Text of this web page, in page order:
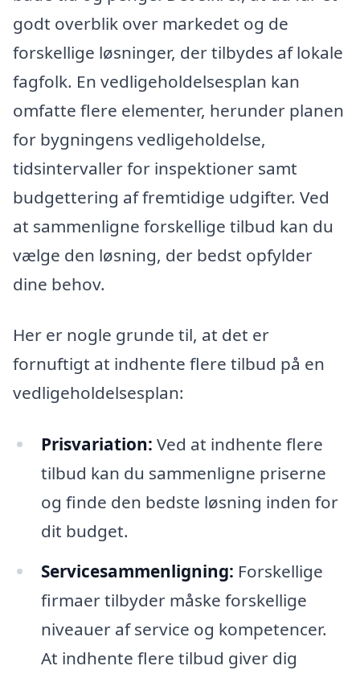
godt overblik over markedet og de
forskellige løsninger, der tilbydes af lokale
fagfolk. En vedligeholdelsesplan kan
omfatte flere elementer, herunder planen
for bygningens vedligeholdelse,
tidsintervaller for inspektioner samt
budgettering af fremtidige udgifter. Ved
at sammenligne forskellige tilbud kan du
vælge den løsning, der bedst opfylder
dine behov.
Her er nogle grunde til, at det er
fornuftigt at indhente flere tilbud på en
vedligeholdelsesplan:
Prisvariation: Ved at indhente flere
tilbud kan du sammenligne priserne
og finde den bedste løsning inden for
dit budget.
Servicesammenligning: Forskellige
firmaer tilbyder måske forskellige
niveauer af service og kompetencer.
At indhente flere tilbud giver dig